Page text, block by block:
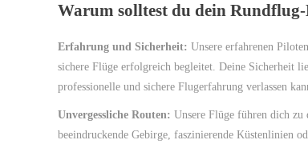
Warum solltest du dein
Erfahrung und Sicherheit: Unsere erfahrenen
sichere Flüge erfolgreich begleitet. Deine Sicherheit
professionelle und sichere Flugerfahrung verlassen
Unvergessliche Routen: Unsere Flüge führen dich zu
beeindruckende Gebirge, faszinierende Küstenlinien